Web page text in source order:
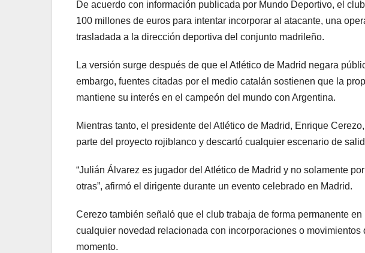
De acuerdo con información publicada por Mundo Deportivo, el
100 millones de euros para intentar incorporar al atacante, una
trasladada a la dirección deportiva del conjunto madrileño.
La versión surge después de que el Atlético de Madrid negara
embargo, fuentes citadas por el medio catalán sostienen que la
mantiene su interés en el campeón del mundo con Argentina.
Mientras tanto, el presidente del Atlético de Madrid, Enrique
parte del proyecto rojiblanco y descartó cualquier escenario de
“Julián Álvarez es jugador del Atlético de Madrid y no solamente
otras”, afirmó el dirigente durante un evento celebrado en Madrid.
Cerezo también señaló que el club trabaja de forma permanente
cualquier novedad relacionada con incorporaciones o movimientos
momento.